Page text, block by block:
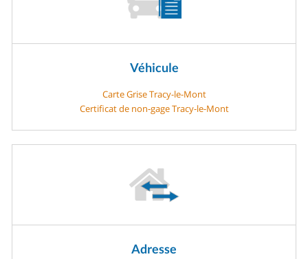
Véhicule
Carte Grise Tracy-le-Mont
Certificat de non-gage Tracy-le-Mont
Adresse